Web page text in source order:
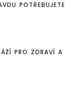
POTŘEBUJETE
PRO ZDRAVÍ A